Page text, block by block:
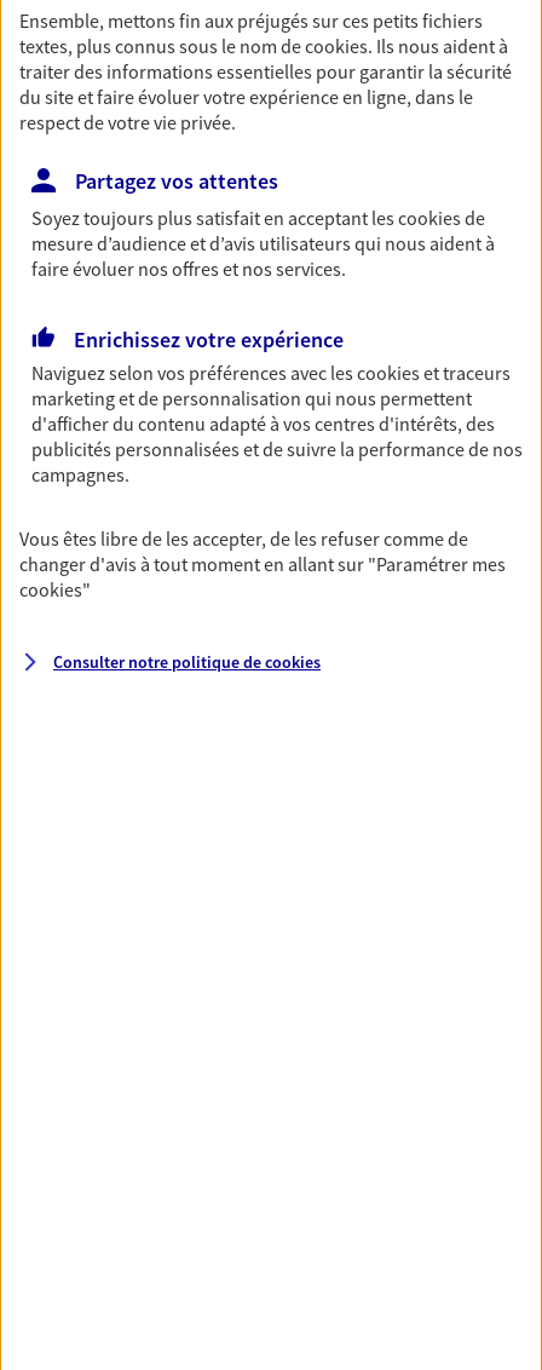
Nos offres phares
Épargne
Réalisez vos projets grâce à votre épargne : achat
immobilier, études des enfants ou voyage autour
du monde… Épargnez à votre rythme et
simplement, selon votre profil.
Préparez sereinement ce nouveau chapitre de
votre vie avec les conseils d'un expert. Découvrez
notre solution PER (Plan Epargne Retraite)
spécialement conçue pour la retraite.
Couvrez vos dépenses de santé ainsi que celles de
votre famille avec la complémentaire santé qui
vous ressemble.
Prévoyance
Ensemble, mettons fin aux préjugés sur ces petits fichiers
textes, plus connus sous le nom decookies. Ils nous aident à
traiter des informations essentielles pour garantir la sécurité
du site et faire évoluer votre expérience en ligne, dans le
respect de votre vie privée.
Partagez vos attentes
Soyez toujours plus satisfait en acceptant lescookiesde
mesure d’audience et d’avis utilisateurs qui nous aident à
faire évoluer nos offres et nos services.
Enrichissez votre expérience
Naviguez selon vos préférences avec lescookies et traceurs
marketing et de personnalisation qui nous permettent
d'afficher du contenu adapté à vos centres d'intérêts, des
publicités personnalisées et de suivre la performance de nos
campagnes.
Vous êtes libre de les accepter, de les refuser comme de
changer d'avis à tout moment en allant sur "Paramétrer mes
cookies"
Consulter notre politique decookies